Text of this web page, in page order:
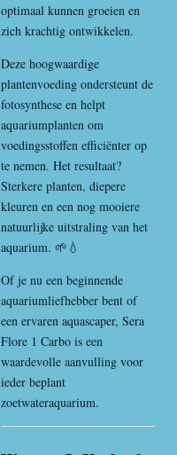
optimaal kunnen groeien en
zich krachtig ontwikkelen.
Deze hoogwaardige
plantenvoeding ondersteunt de
fotosynthese en helpt
aquariumplanten om
voedingsstoffen efficiënter op
te nemen. Het resultaat?
Sterkere planten, diepere
kleuren en een nog mooiere
natuurlijke uitstraling van het
aquarium. 🌱💧
Of je nu een beginnende
aquariumliefhebber bent of
een ervaren aquascaper, Sera
Flore 1 Carbo is een
waardevolle aanvulling voor
ieder beplant
zoetwateraquarium.